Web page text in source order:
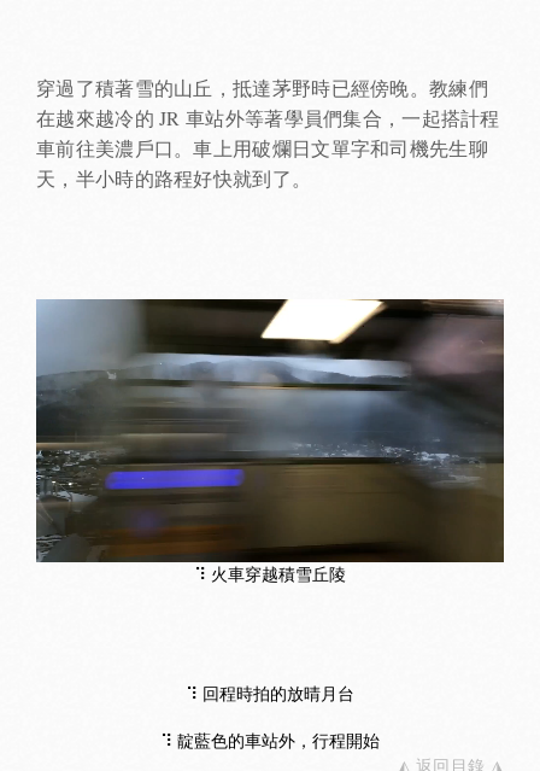
穿過了積著雪的山丘，抵達茅野時已經傍晚。教練們
在越來越冷的 JR 車站外等著學員們集合，一起搭計程
車前往美濃戶口。車上用破爛日文單字和司機先生聊
天，半小時的路程好快就到了。
⠹ 火車穿越積雪丘陵
⠹ 回程時拍的放晴月台
⠹ 靛藍色的車站外，行程開始
◭ 返回目錄 ◮